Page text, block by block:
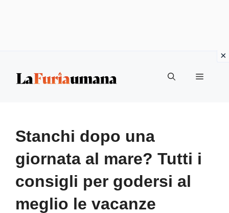
Menu
Stanchi dopo una
giornata al mare? Tutti i
consigli per godersi al
meglio le vacanze